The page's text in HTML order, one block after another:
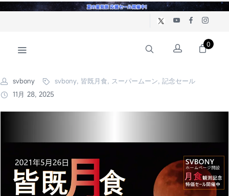
0
svbony
svbony, 皆既月食, スーパームーン, 記念セール
11月 28, 2025